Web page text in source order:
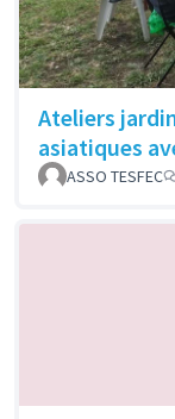
Ateliers
asiatiques
ASSO TESFEC